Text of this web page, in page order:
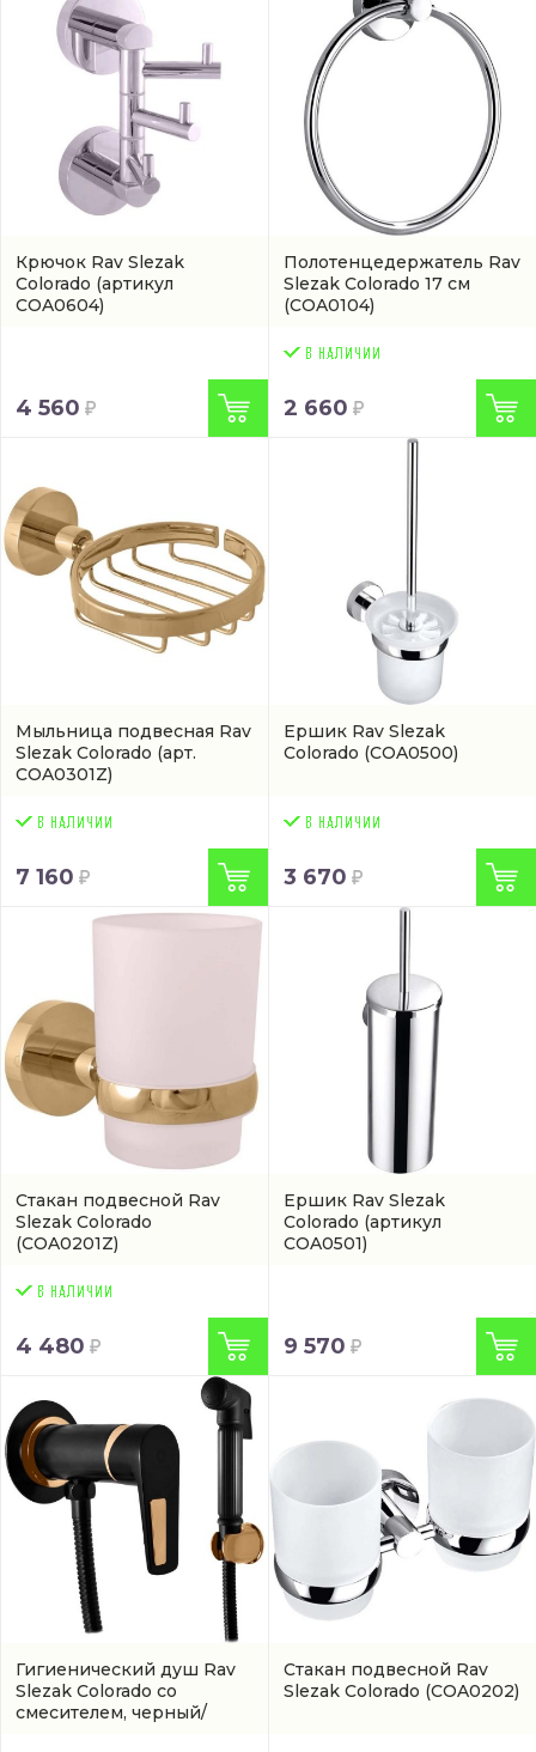
Крючок Rav Slezak
Colorado (артикул
COA0604)
4 560
Полотенцедержатель Rav
Slezak Colorado 17 см
(COA0104)
2 660
Мыльница подвесная Rav
Slezak Colorado (арт.
COA0301Z)
7 160
Ершик Rav Slezak
Colorado (COA0500)
3 670
Стакан подвесной Rav
Slezak Colorado
(COA0201Z)
4 480
Ершик Rav Slezak
Colorado (артикул
COA0501)
9 570
Гигиенический душ Rav
Slezak Colorado со
смесителем, черный/
Стакан подвесной Rav
Slezak Colorado (COA0202)